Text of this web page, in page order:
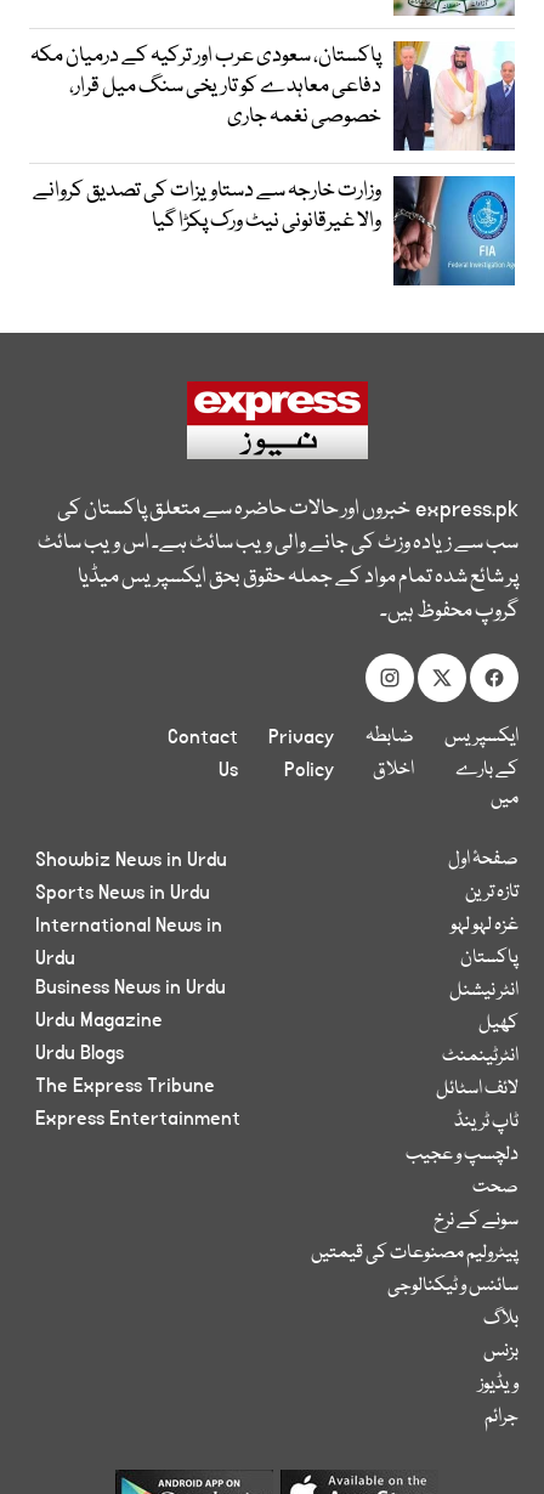
پاکستان، سعودی عرب اور ترکیہ کے درمیان مکہ
دفاعی معاہدے کو تاریخی سنگ میل قرار،
خصوصی نغمہ جاری
وزارت خارجہ سے دستاویزات کی تصدیق کروانے
والا غیرقانونی نیٹ ورک پکڑا گیا
express.pkخبروں اور حالات حاضرہ سے متعلق پاکستان کی
سب سے زیادہ وزٹ کی جانے والی ویب سائٹ ہے۔ اس ویب سائٹ
پر شائع شدہ تمام مواد کے جملہ حقوق بحق ایکسپریس میڈیا
گروپ محفوظ ہیں۔
ایکسپریس
کے بارے
میں
ضابطہ
اخلاق
Privacy
Policy
Contact
Us
صفحۂ اول
تازہ ترین
غزہ لہو لہو
پاکستان
انٹر نیشنل
کھیل
انٹرٹینمنٹ
لائف اسٹائل
ٹاپ ٹرینڈ
دلچسپ و عجیب
صحت
سونے کے نرخ
پیٹرولیم مصنوعات کی قیمتیں
سائنس و ٹیکنالوجی
بلاگ
بزنس
ویڈیوز
جرائم
Showbiz News in Urdu
Sports News in Urdu
International News in
Urdu
Business News in Urdu
Urdu Magazine
Urdu Blogs
The Express Tribune
Express Entertainment